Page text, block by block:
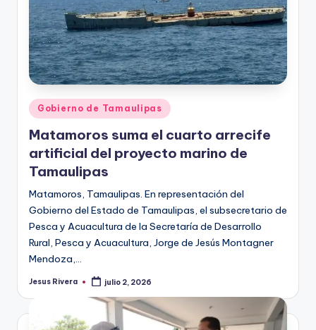
Publicado
en
Gobierno de Tamaulipas
Matamoros suma el cuarto arrecife
artificial del proyecto marino de
Tamaulipas
Matamoros, Tamaulipas. En representación del
Gobierno del Estado de Tamaulipas, el subsecretario de
Pesca y Acuacultura de la Secretaría de Desarrollo
Rural, Pesca y Acuacultura, Jorge de Jesús Montagner
Mendoza,…
Publicado
Jesus Rivera julio 2, 2026